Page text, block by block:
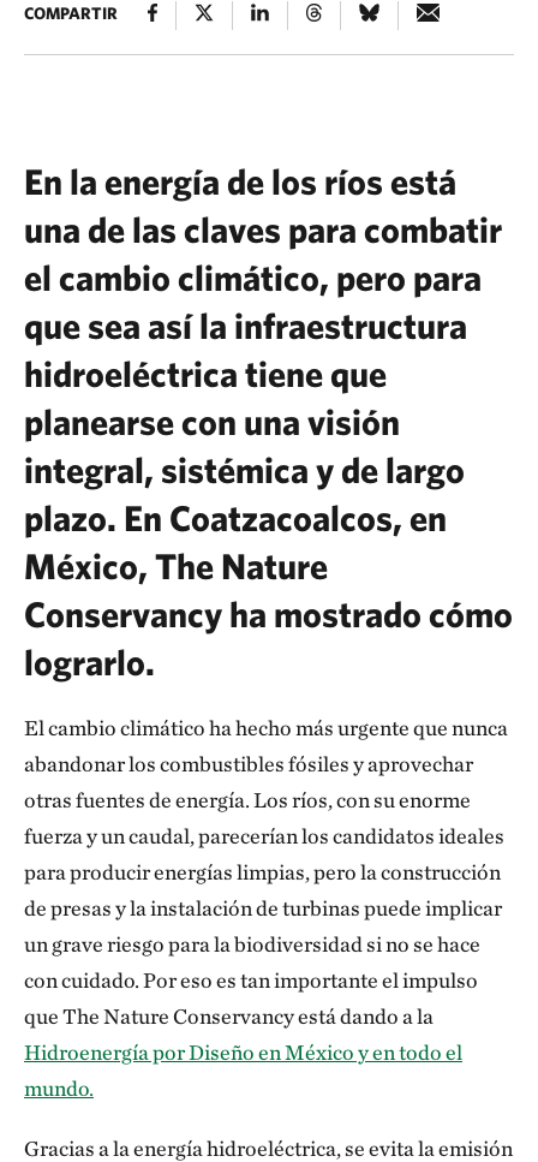
COMPARTIR
En la energía de los ríos está
una de las claves para combatir
el cambio climático, pero para
que sea así la infraestructura
hidroeléctrica tiene que
planearse con una visión
integral, sistémica y de largo
plazo. En Coatzacoalcos, en
México, The Nature
Conservancy ha mostrado cómo
lograrlo.
El cambio climático ha hecho más urgente que nunca
abandonar los combustibles fósiles y aprovechar
otras fuentes de energía. Los ríos, con su enorme
fuerza y un caudal, parecerían los candidatos ideales
para producir energías limpias, pero la construcción
de presas y la instalación de turbinas puede implicar
un grave riesgo para la biodiversidad si no se hace
con cuidado. Por eso es tan importante el impulso
que The Nature Conservancy está dando a la
Hidroenergía por Diseño en México y en todo el
mundo.
Gracias a la energía hidroeléctrica, se evita la emisión